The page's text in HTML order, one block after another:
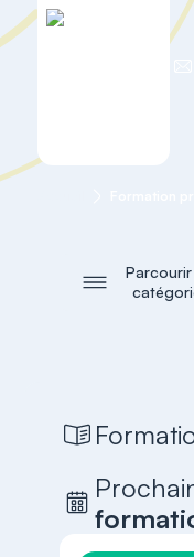
Parcourir